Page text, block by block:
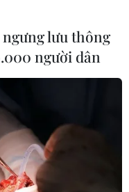
lưu thông
người dân